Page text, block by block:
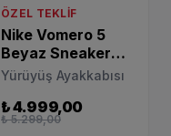
ÖZEL TEKLIF
Nike Vomero 5
Beyaz Sneaker
HV5171-121
Yürüyüş Ayakkabısı
₺ 4.999,00
₺ 5.299,00